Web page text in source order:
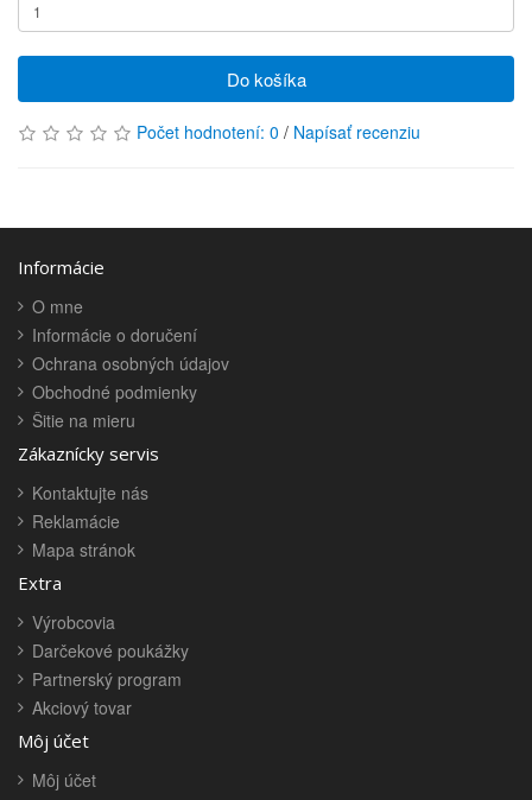
Do košíka
Počet hodnotení: 0 / Napísať recenziu
Informácie
O mne
Informácie o doručení
Ochrana osobných údajov
Obchodné podmienky
Šitie na mieru
Zákaznícky servis
Kontaktujte nás
Reklamácie
Mapa stránok
Extra
Výrobcovia
Darčekové poukážky
Partnerský program
Akciový tovar
Môj účet
Môj účet